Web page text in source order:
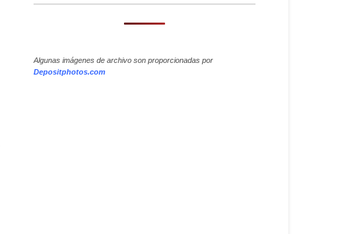
Algunas imágenes de archivo son proporcionadas por
Depositphotos.com